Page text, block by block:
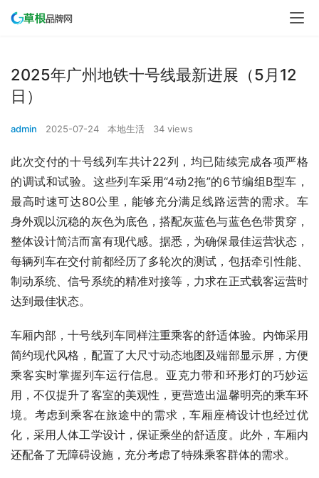
2025年广州地铁十号线最新进展（5月12
日）
admin 2025-07-24 本地生活 34 views
此次交付的十号线列车共计22列，均已陆续完成各项严格
的调试和试验。这些列车采用“4动2拖”的6节编组B型车，
最高时速可达80公里，能够充分满足线路运营的需求。车
身外观以沉稳的灰色为底色，搭配灰蓝色与蓝色色带贯穿，
整体设计简洁而富有现代感。据悉，为确保最佳运营状态，
每辆列车在交付前都经历了多轮次的测试，包括牵引性能、
制动系统、信号系统的精准对接等，力求在正式载客运营时
达到最佳状态。
车厢内部，十号线列车同样注重乘客的舒适体验。内饰采用
简约现代风格，配置了大尺寸动态地图及端部显示屏，方便
乘客实时掌握列车运行信息。亚克力带和环形灯的巧妙运
用，不仅提升了客室的美观性，更营造出温馨明亮的乘车环
境。考虑到乘客在旅途中的需求，车厢座椅设计也经过优
化，采用人体工学设计，保证乘坐的舒适度。此外，车厢内
还配备了无障碍设施，充分考虑了特殊乘客群体的需求。